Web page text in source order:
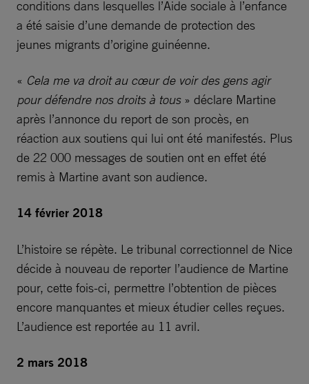
conditions dans lesquelles l’Aide sociale à l’enfance
a été saisie d’une demande de protection des
jeunes migrants d’origine guinéenne.
« Cela me va droit au cœur de voir des gens agir
pour défendre nos droits à tous » déclare Martine
après l’annonce du report de son procès, en
réaction aux soutiens qui lui ont été manifestés. Plus
de 22 000 messages de soutien ont en effet été
remis à Martine avant son audience.
14 février 2018
L’histoire se répète. Le tribunal correctionnel de Nice
décide à nouveau de reporter l’audience de Martine
pour, cette fois-ci, permettre l’obtention de pièces
encore manquantes et mieux étudier celles reçues.
L’audience est reportée au 11 avril.
2 mars 2018